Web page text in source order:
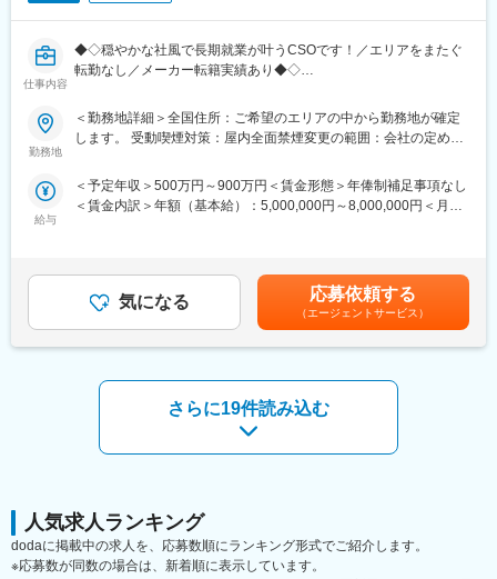
仕事内容
◆◇穏やかな社風で長期就業が叶うCSOです！／エリアをまたぐ
転勤なし／メーカー転籍実績あり◆◇
■業務内容：
大手製薬会社などを中心としたクライアントのプロジェクトへの
配属です。担当エリアの医療機関（開業医、病院）を訪問して、
報を収集を行っていただきます。
・新薬のプロモーション
も極力勤務地を考慮させていただきます）
※プロジェクトの状況によっては、選考保留（ご紹介できるプロジ
ェクトが出るまで保留）となる場合もございますのであらかじめ
ご認識の程よろしくお願いします※
■同社の魅力：
（1）充実したサポート体制
配属後は担当マネージャーが丁寧に支援します。日々の仕事の悩
みや、キャリア形成の相談等、伴走者として活躍をサポートしま
（2）明確な評価制度
自身の成果や頑張りが客観的に評価され、年収に反映されます。
また、在籍年数が増えると永年勤続報奨金や四半期一時金などの
手当もアップします。つまり、やりがいや努力がきちんと報われ
勤務地
＜勤務地詳細＞全国住所：ご希望のエリアの中から勤務地が確定
します。 受動喫煙対策：屋内全面禁煙変更の範囲：会社の定める
給与
＜予定年収＞500万円～900万円＜賃金形態＞年俸制補足事項なし
＜賃金内訳＞年額（基本給）：5,000,000円～8,000,000円＜月額
度支給）※ただし支給条件有。賃金はあくまでも目安の金額であ
り、選考を通じて上下する可能性があります。月給(月額)は固定手
気になる 応募依頼する
（エージェントサービス）
さらに19件読み込む
人気求人ランキング
dodaに掲載中の求人を、応募数順にランキング形式でご紹介します。
※応募数が同数の場合は、新着順に表示しています。